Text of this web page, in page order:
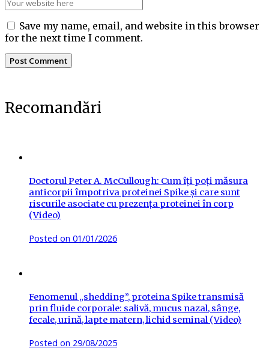
Save my name, email, and website in this browser
for the next time I comment.
Recomandări
Doctorul Peter A. McCullough: Cum îți poți măsura
anticorpii împotriva proteinei Spike și care sunt
riscurile asociate cu prezența proteinei în corp
(Video)
Posted on 01/01/2026
Fenomenul „shedding”, proteina Spike transmisă
prin fluide corporale: salivă, mucus nazal, sânge,
fecale, urină, lapte matern, lichid seminal (Video)
Posted on 29/08/2025